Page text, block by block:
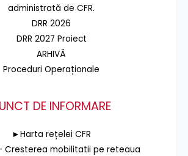
administrată de CFR.
DRR 2026
DRR 2027 Proiect
ARHIVĂ
Proceduri Operaționale
DE INFORMARE
►Harta rețelei CFR
Cresterea mobilitatii pe reteaua